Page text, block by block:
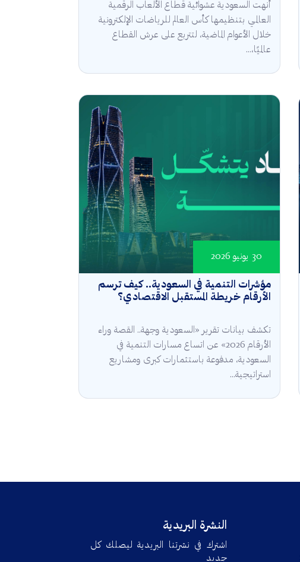
أنهت السعودية عشوائية قطاع الألعاب الرقمية
العالمي بتنظيمها كأس العالم للرياضات الإلكترونية
خلال الأعوام الماضية، لتتربع على عرش القطاع
عالميًا،...
مؤشرات التنمية في السعودية.. كيف ترسم
الأرقام خريطة المستقبل الاقتصادي؟
30 يونيو 2026
تكشف بيانات تقرير «السعودية وجهة.. القصة وراء
الأرقام 2026» عن اتساع مسارات التنمية في
السعودية، مدفوعة باستثمارات كبرى ومشاريع
استراتيجية...
النشرة البريدية
اشترك في نشرتنا البريدية ليصلك كل
جديد